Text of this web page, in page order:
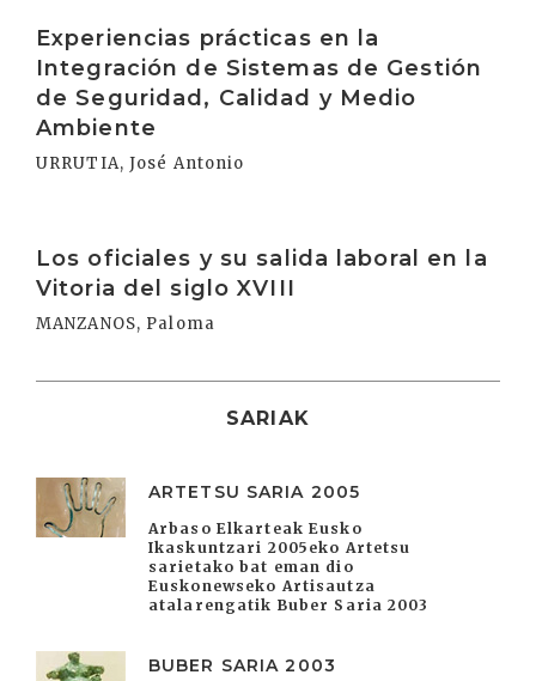
Experiencias prácticas en la
Integración de Sistemas de Gestión
de Seguridad, Calidad y Medio
Ambiente
URRUTIA, José Antonio
Los oficiales y su salida laboral en la
Vitoria del siglo XVIII
MANZANOS, Paloma
SARIAK
ARTETSU SARIA 2005
Arbaso Elkarteak Eusko
Ikaskuntzari 2005eko Artetsu
sarietako bat eman dio
Euskonewseko Artisautza
atalarengatik Buber Saria 2003
BUBER SARIA 2003